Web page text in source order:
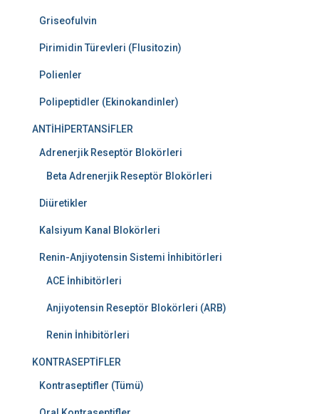
Griseofulvin
Pirimidin Türevleri (Flusitozin)
Polienler
Polipeptidler (Ekinokandinler)
ANTİHİPERTANSİFLER
Adrenerjik Reseptör Blokörleri
Beta Adrenerjik Reseptör Blokörleri
Diüretikler
Kalsiyum Kanal Blokörleri
Renin-Anjiyotensin Sistemi İnhibitörleri
ACE İnhibitörleri
Anjiyotensin Reseptör Blokörleri (ARB)
Renin İnhibitörleri
KONTRASEPTİFLER
Kontraseptifler (Tümü)